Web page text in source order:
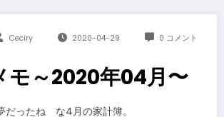
Ceciry 2020-04-29 0 コメント
モ～2020年04月〜
だったね な4月の家計簿。